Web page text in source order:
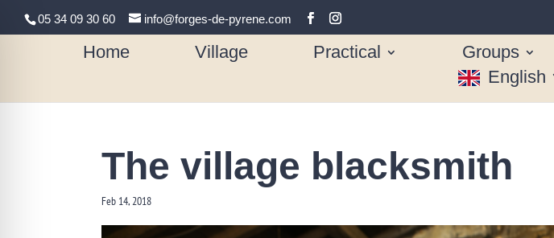
05 34 09 30 60 info@forges-de-pyrene.com
Home Village Practical Groups
English
The village blacksmith
Feb 14, 2018